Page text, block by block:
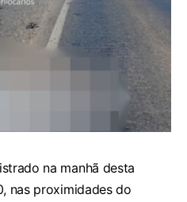
na manhã desta
nas proximidades do